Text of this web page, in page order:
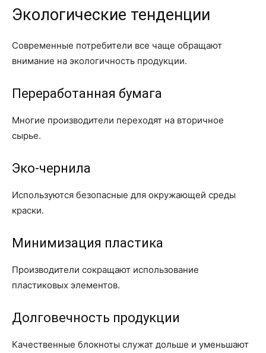
Экологические тенденции
Современные потребители все чаще обращают
внимание на экологичность продукции.
Переработанная бумага
Многие производители переходят на вторичное
сырье.
Эко-чернила
Используются безопасные для окружающей среды
краски.
Минимизация пластика
Производители сокращают использование
пластиковых элементов.
Долговечность продукции
Качественные блокноты служат дольше и уменьшают